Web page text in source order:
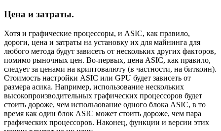
Цена и затраты.
Хотя и графические процессоры, и ASIC, как правило,
дороги, цена и затраты на установку их для майнинга для
любого метода будут зависеть от нескольких других факторов,
помимо рыночных цен. Во-первых, цена ASIC, как правило,
следует за ценами на криптовалюту (в частности, на биткоин).
Стоимость настройки ASIC или GPU будет зависеть от
размера асика. Например, использование нескольких
высокопроизводительных графических процессоров будет
стоить дороже, чем использование одного блока ASIC, в то
время как один блок ASIC может стоить дороже, чем пара
графических процессоров. Наконец, функции и версии этих